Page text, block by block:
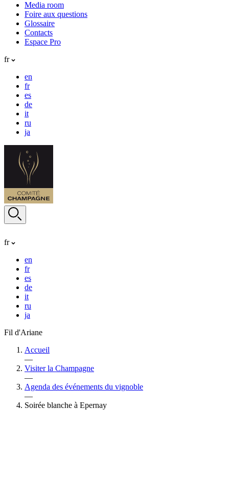
Media room
Foire aux questions
Glossaire
Contacts
Espace Pro
fr
en
fr
es
de
it
ru
ja
fr
en
fr
es
de
it
ru
ja
Fil d'Ariane
Accueil
—
Visiter la Champagne
—
Agenda des événements du vignoble
—
Soirée blanche à Epernay